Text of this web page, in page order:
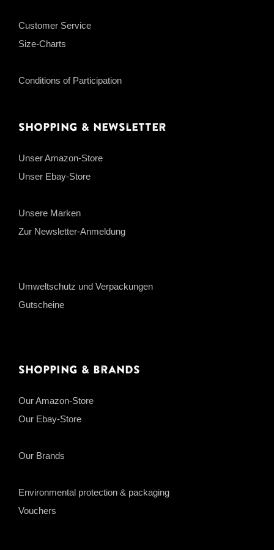
Customer Service
Size-Charts
Conditions of Participation
Shopping & Newsletter
Unser Amazon-Store
Unser Ebay-Store
Unsere Marken
Zur Newsletter-Anmeldung
Umweltschutz und Verpackungen
Gutscheine
Shopping & Brands
Our Amazon-Store
Our Ebay-Store
Our Brands
Environmental protection & packaging
Vouchers